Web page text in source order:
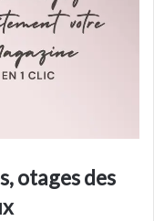
otages des